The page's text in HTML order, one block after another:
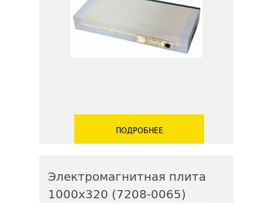
ПОДРОБНЕЕ
Электромагнитная плита
1000х320 (7208-0065)